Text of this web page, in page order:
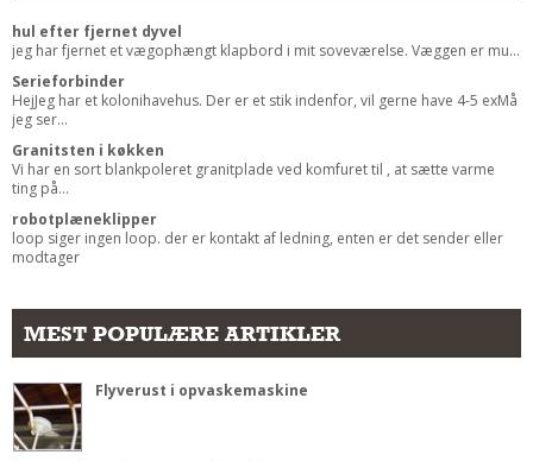
hul efter fjernet dyvel
jeg har fjernet et vægophængt klapbord i mit soveværelse. Væggen er mu...
Serieforbinder
HejJeg har et kolonihavehus. Der er et stik indenfor, vil gerne have 4-5 exMå
jeg ser...
Granitsten i køkken
Vi har en sort blankpoleret granitplade ved komfuret til , at sætte varme
ting på...
robotplæneklipper
loop siger ingen loop. der er kontakt af ledning, enten er det sender eller
modtager
MEST POPULÆRE ARTIKLER
Flyverust i opvaskemaskine